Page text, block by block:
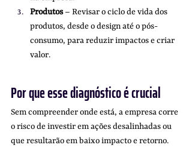
Produtos – Revisar o ciclo de vida dos
produtos, desde o design até o pós-
consumo, para reduzir impactos e criar
valor.
Por que esse diagnóstico é crucial
Sem compreender onde está, a empresa corre
o risco de investir em ações desalinhadas ou
que resultarão em baixo impacto e retorno.